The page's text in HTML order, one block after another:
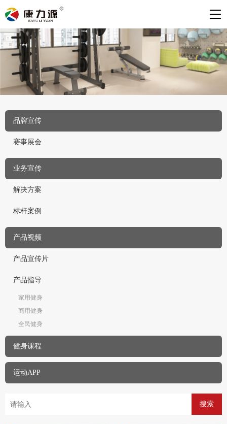
品牌宣传
赛事展会
业务宣传
解决方案
标杆案例
产品视频
产品宣传片
产品指导
家用健身
商用健身
全民健身
健身课程
运动APP
搜索